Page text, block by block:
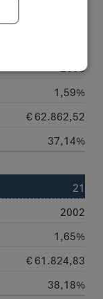
2003
1,59%
€ 62.862,52
37,14%
21
2002
1,65%
€ 61.824,83
38,18%